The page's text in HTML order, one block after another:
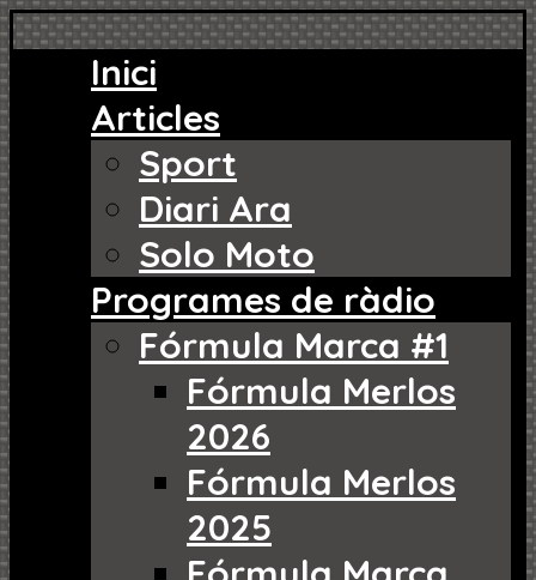
Inici
Articles
Sport
Diari Ara
Solo Moto
Programes de ràdio
Fórmula Marca #1
Fórmula Merlos
2026
Fórmula Merlos
2025